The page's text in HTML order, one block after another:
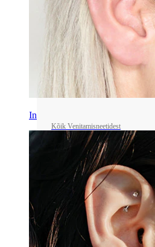
Industrial
Kõik Venitamisneetidest
TUNNELID JA NEETIDE
Tutvu tunneli ehetega ja loe
meetodite kohta. Tutvu õige
valiku nippidega, et täiendada
kehamodifikatsiooni teekonda.
Loe rohkem